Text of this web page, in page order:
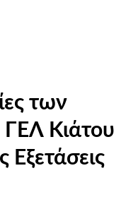
των
Κιάτου
Εξετάσεις